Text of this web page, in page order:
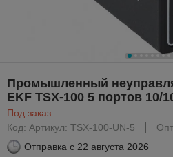
Промышленный
EKF TSX-100 5 портов 10/
Под заказ
Код: Артикул: TSX-100-UN-5
Отправка с 22 августа 2026